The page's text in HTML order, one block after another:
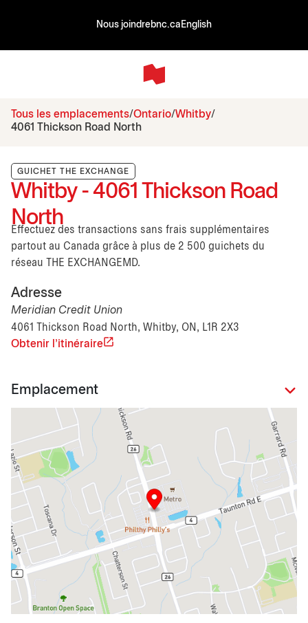
Nous joindrebnc.ca English
Tous les emplacements Ontario Whitby
4061 Thickson Road North
GUICHET THE EXCHANGE
Whitby - 4061 Thickson Road
North
Effectuez des transactions sans frais supplémentaires
partout au Canada grâce à plus de 2 500 guichets du
réseau THE EXCHANGEMD.
Adresse
Meridian Credit Union
4061 Thickson Road North, Whitby, ON, L1R 2X3
Obtenir l'itinéraire
Emplacement